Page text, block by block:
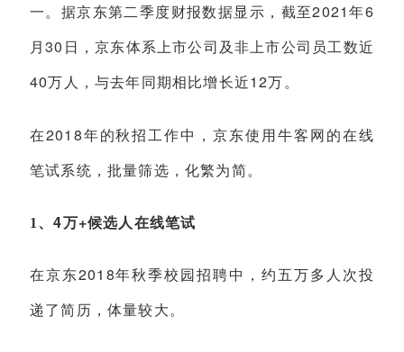
一。据京东第二季度财报数据显示，截至2021年6
月30 日，京东体系上市公司及非上市公司员工数近
40万人，与去年同期相比增长近12万。
在2018年的秋招工作中，京东使用牛客网的在线
笔试系统，批量筛选，化繁为简。
1 、4万+候选人在线笔试
在京东2018年秋季校园招聘中，约五万多人次投
递了简历，体量较大。